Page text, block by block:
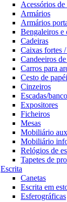
Acessórios
Armários
Armários
Bengaleiros e
Cadeiras
Caixas fortes
Candeeiros
Carros para
Cesto de
Cinzeiros
Escadas/
Expositores
Ficheiros
Mesas
Mobiliário
Mobiliário
Relógios de
Tapetes de
Escrita
Canetas
Escrita em
Esferográficas